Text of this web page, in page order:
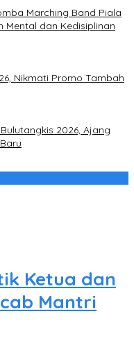
Marching Band Piala
Mental dan Kedisiplinan
Nikmati Promo Tambah
2026, Ajang
Ketua dan
Mantri